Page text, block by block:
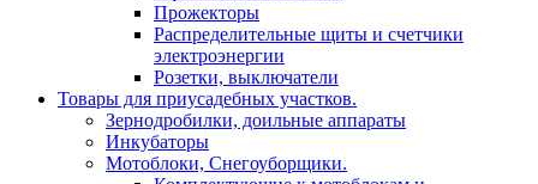
Прожекторы
Распределительные щиты и счетчики
электроэнергии
Розетки, выключатели
Товары для приусадебных участков.
Зернодробилки, доильные аппараты
Инкубаторы
Мотоблоки, Снегоуборщики.